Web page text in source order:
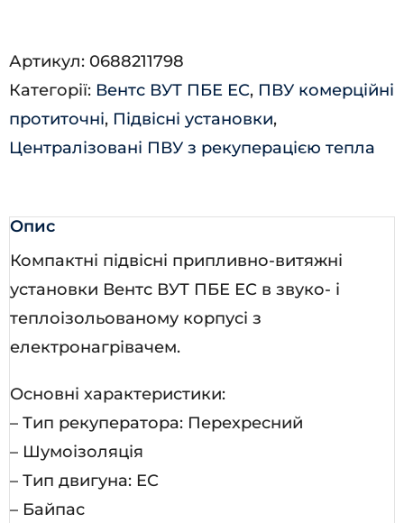
ПБЕ
ЕС
П
А21
Артикул: 0688211798
Категорії: Вентс ВУТ ПБЕ ЕС, ПВУ комерційні
протиточні, Підвісні установки,
Централізовані ПВУ з рекуперацією тепла
Опис
Компактні підвісні припливно-витяжні
установки Вентс ВУТ ПБЕ ЕС в звуко- і
теплоізольованому корпусі з
електронагрівачем.
Основні характеристики:
– Тип рекуператора: Перехресний
– Шумоізоляція
– Тип двигуна: EC
– Байпас